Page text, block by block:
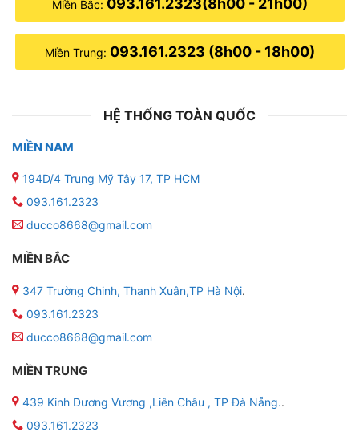
Miền Bắc: 093.161.2323(8h00 - 21h00)
Miền Trung: 093.161.2323 (8h00 - 18h00)
HỆ THỐNG TOÀN QUỐC
MIỀN NAM
194D/4 Trung Mỹ Tây 17, TP HCM
093.161.2323
ducco8668@gmail.com
MIỀN BẮC
347 Trường Chinh, Thanh Xuân,TP Hà Nội.
093.161.2323
ducco8668@gmail.com
MIỀN TRUNG
439 Kinh Dương Vương ,Liên Châu , TP Đà Nẵng..
093.161.2323